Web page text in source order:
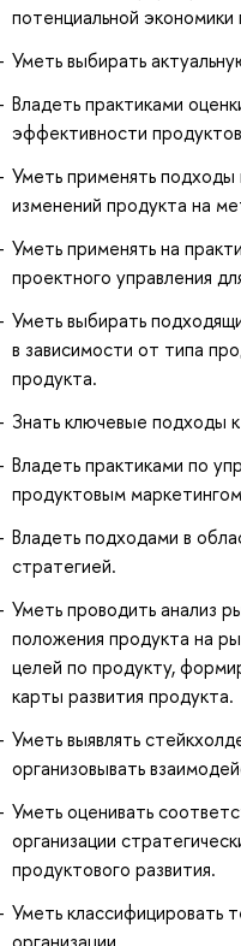
потенциальной экономики
Уметь выбирать
Владеть практиками
эффективности
Уметь применять подходы
изменений продукта на
Уметь применять на
проектного управления
Уметь выбирать
в зависимости от типа
продукта.
Знать ключевые подходы
Владеть практиками по
продуктовым
Владеть подходами в
стратегией.
Уметь проводить анализ
положения продукта на
целей по продукту,
карты развития продукта.
Уметь выявлять
организовывать
Уметь оценивать
организации
продуктового развития.
Уметь классифицировать